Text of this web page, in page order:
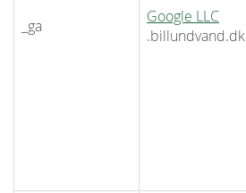
_ga
Google LLC
.billundvand.dk